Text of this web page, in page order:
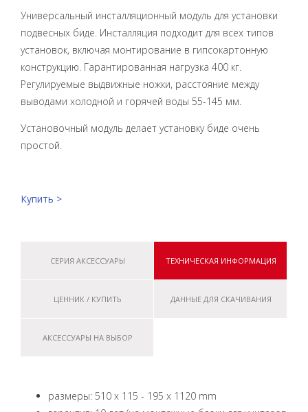
Универсальный инсталляционный модуль для установки
подвесных биде. Инсталляция подходит для всех типов
установок, включая монтирование в гипсокартонную
конструкцию. Гарантированная нагрузка 400 кг.
Регулируемые выдвижные ножки, расстояние между
выводами холодной и горячей воды 55-145 мм.
Установочный модуль делает установку биде очень
простой.
Купить >
СЕРИЯ АКСЕССУАРЫ ТЕХНИЧЕСКАЯ ИНФОРМАЦИЯ
ЦЕННИК / КУПИТЬ ДАННЫЕ ДЛЯ СКАЧИВАНИЯ
АКСЕССУАРЫ НА ВЫБОР
размеры: 510 x 115 - 195 x 1120 mm